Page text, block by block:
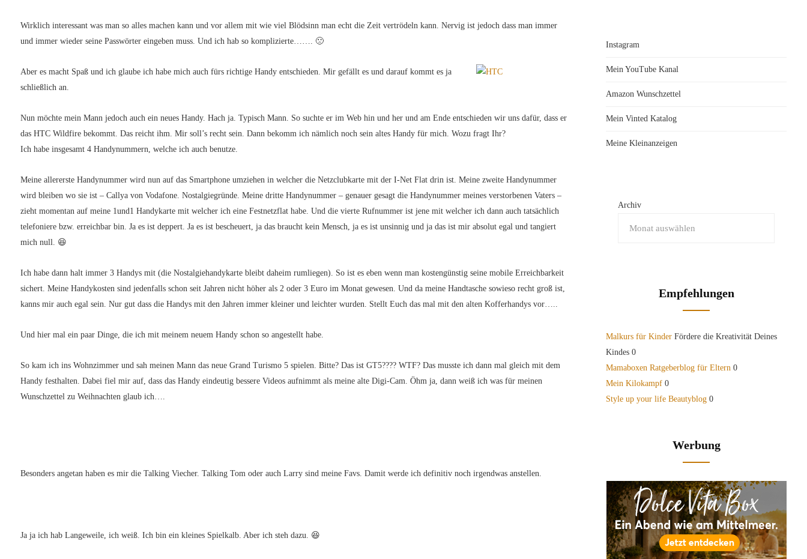
Wirklich interessant was man so alles machen kann und vor allem mit wie viel Blödsinn man echt die Zeit vertrödeln kann. Nervig ist jedoch dass man immer
und immer wieder seine Passwörter eingeben muss. Und ich hab so komplizierte……. 🙁
Aber es macht Spaß und ich glaube ich habe mich auch fürs richtige Handy entschieden. Mir gefällt es und darauf kommt es ja
schließlich an.
Nun möchte mein Mann jedoch auch ein neues Handy. Hach ja. Typisch Mann. So suchte er im Web hin und her und am Ende entschieden wir uns dafür, dass er
das HTC Wildfire bekommt. Das reicht ihm. Mir soll’s recht sein. Dann bekomm ich nämlich noch sein altes Handy für mich. Wozu fragt Ihr?
Ich habe insgesamt 4 Handynummern, welche ich auch benutze.
Meine allererste Handynummer wird nun auf das Smartphone umziehen in welcher die Netzclubkarte mit der I-Net Flat drin ist. Meine zweite Handynummer
wird bleiben wo sie ist – Callya von Vodafone. Nostalgiegründe. Meine dritte Handynummer – genauer gesagt die Handynummer meines verstorbenen Vaters –
zieht momentan auf meine 1und1 Handykarte mit welcher ich eine Festnetzflat habe. Und die vierte Rufnummer ist jene mit welcher ich dann auch tatsächlich
telefoniere bzw. erreichbar bin. Ja es ist deppert. Ja es ist bescheuert, ja das braucht kein Mensch, ja es ist unsinnig und ja das ist mir absolut egal und tangiert
mich null. 😆
Ich habe dann halt immer 3 Handys mit (die Nostalgiehandykarte bleibt daheim rumliegen). So ist es eben wenn man kostengünstig seine mobile Erreichbarkeit
sichert. Meine Handykosten sind jedenfalls schon seit Jahren nicht höher als 2 oder 3 Euro im Monat gewesen. Und da meine Handtasche sowieso recht groß ist,
kanns mir auch egal sein. Nur gut dass die Handys mit den Jahren immer kleiner und leichter wurden. Stellt Euch das mal mit den alten Kofferhandys vor…..
Und hier mal ein paar Dinge, die ich mit meinem neuem Handy schon so angestellt habe.
So kam ich ins Wohnzimmer und sah meinen Mann das neue Grand Turismo 5 spielen. Bitte? Das ist GT5???? WTF? Das musste ich dann mal gleich mit dem
Handy festhalten. Dabei fiel mir auf, dass das Handy eindeutig bessere Videos aufnimmt als meine alte Digi-Cam. Öhm ja, dann weiß ich was für meinen
Wunschzettel zu Weihnachten glaub ich….
Besonders angetan haben es mir die Talking Viecher. Talking Tom oder auch Larry sind meine Favs. Damit werde ich definitiv noch irgendwas anstellen.
Ja ja ich hab Langeweile, ich weiß. Ich bin ein kleines Spielkalb. Aber ich steh dazu. 😆
Instagram
Mein YouTube Kanal
Amazon Wunschzettel
Mein Vinted Katalog
Meine Kleinanzeigen
Archiv
Empfehlungen
Malkurs für Kinder Fördere die Kreativität Deines
Kindes 0
Mamaboxen Ratgeberblog für Eltern 0
Mein Kilokampf 0
Style up your life Beautyblog 0
Werbung